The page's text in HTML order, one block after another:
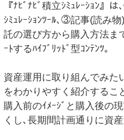
『ﾅﾋﾞﾅﾋﾞ積立ｼﾐｭﾚｰｼｮﾝ』
ｼﾐｭﾚｰｼｮﾝﾂｰﾙ､③記事(読み
託の選び方から購入方法ま
ｰﾄするﾊｲﾌﾞﾘｯﾄﾞ型ｺﾝﾃﾝﾂ｡
資産運用に取り組んでみた
をわかりやすく紹介するこ
購入前のｲﾒｰｼﾞと購入後の
くし､長期間計画通りに資